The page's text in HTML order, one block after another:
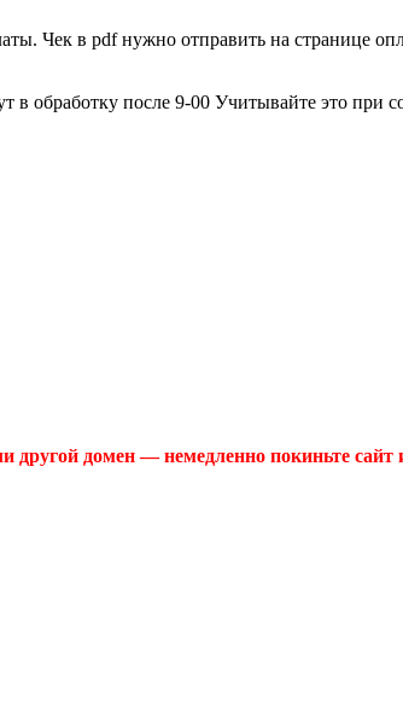
Чек в pdf нужно отправить на странице
в обработку после 9-00 Учитывайте это при
другой домен — немедленно покиньте сайт